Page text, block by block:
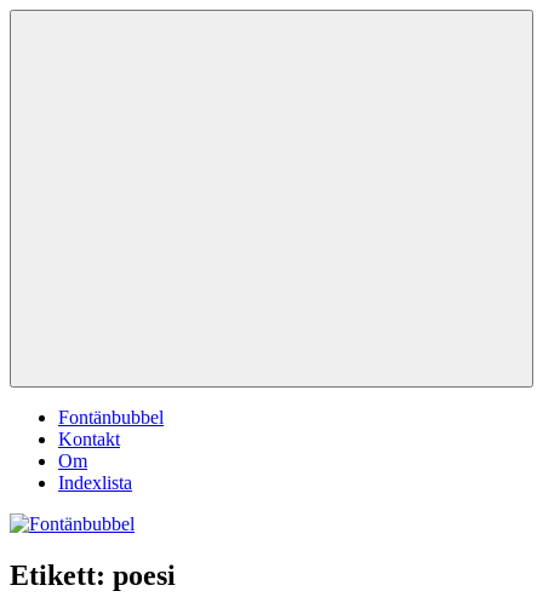
Hoppa
Fontänbubbel
Kontakt
Om
Indexlista
Etikett: poesi